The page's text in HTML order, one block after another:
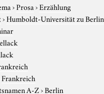
›Prosa›Erzählung
›Humboldt-Universität zu Berlin
Frankreich
A-Z›Berlin